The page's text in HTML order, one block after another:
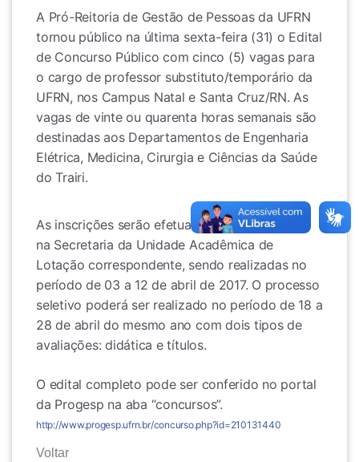
A Pró-Reitoria de Gestão de Pessoas da UFRN
tornou público na última sexta-feira (31) o Edital
de Concurso Público com cinco (5) vagas para
o cargo de professor substituto/temporário da
UFRN, nos Campus Natal e Santa Cruz/RN. As
vagas de vinte ou quarenta horas semanais são
destinadas aos Departamentos de Engenharia
Elétrica, Medicina, Cirurgia e Ciências da Saúde
do Trairi.
As inscrições serão efetuadas exclusivamente
na Secretaria da Unidade Acadêmica de
Lotação correspondente, sendo realizadas no
período de 03 a 12 de abril de 2017. O processo
seletivo poderá ser realizado no período de 18 a
28 de abril do mesmo ano com dois tipos de
avaliações: didática e títulos.
O edital completo pode ser conferido no portal
http://www.progesp.ufrn.br/concurso.php?id=210131440
Voltar